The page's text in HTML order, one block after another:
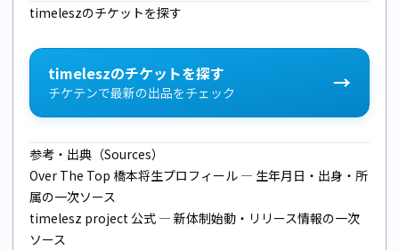
timeleszのチケットを探す
timeleszのチケットを探す
チケテンで最新の出品をチェック →
参考・出典（Sources）
Over The Top 橋本将生プロフィール — 生年月日・出身・所
属の一次ソース
timelesz project 公式 — 新体制始動・リリース情報の一次
ソース